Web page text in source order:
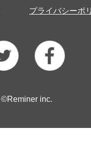
プライバシーポ
©Reminer inc.